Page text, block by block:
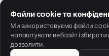
App Store
Файли cookie та
Ми використовуємо файли
налаштувати вебсайт і
дозволити.